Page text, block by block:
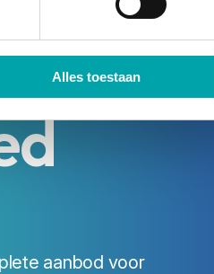
Alles toestaan
en
aanbod voor